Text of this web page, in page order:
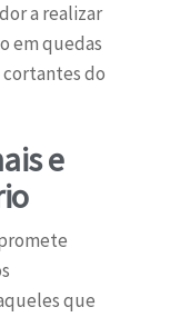
a realizar
em quedas
do
e
que